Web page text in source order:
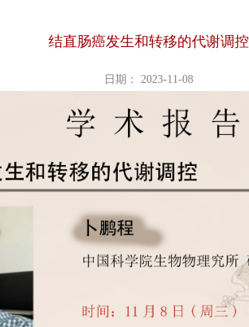
结直肠癌发生和转移的代谢调控
日期： 2023-11-08